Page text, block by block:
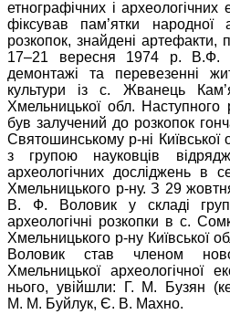
етнографічних і археологічних
фіксував пам’ятки народної
розкопок, знайдені артефакти,
17–21 вересня 1974 р. В.Ф.
демонтажі та перевезенні
культури із с. Жванець
Хмельницької обл. Наступного
був залучений до розкопок
Святошинському р-ні
з групою науковців
археологічних досліджень в
Хмельницького р-ну. З 29
В. Ф. Воловик у складі
археологічні розкопки в с.
Хмельницького р-ну Київської
Воловик став членом
Хмельницької археологічної
нього, увійшли: Г. М. Бузян
М. М. Буйлук, Є. В. Махно.